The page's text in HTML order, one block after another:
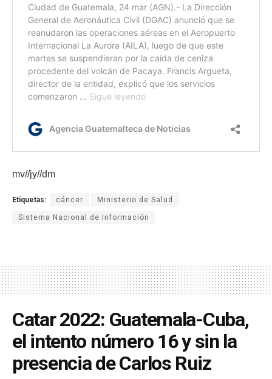
mv//jy//dm
Etiquetas: cáncer Ministerio de Salud
Sistema Nacional de Información
Catar 2022: Guatemala-Cuba,
el intento número 16 y sin la
presencia de Carlos Ruiz